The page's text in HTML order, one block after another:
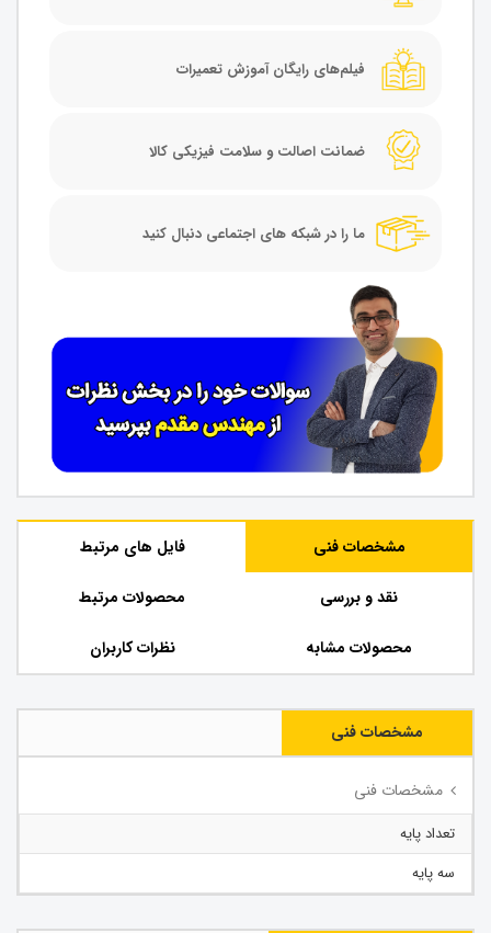
فیلم‌های رایگان آموزش تعمیرات
ضمانت اصالت و سلامت فیزیکی کالا
ما را در شبکه های اجتماعی دنبال کنید
مشخصات فنی فایل های مرتبط
نقد و بررسی محصولات مرتبط
محصولات مشابه نظرات کاربران
مشخصات فنی
مشخصات فنی
تعداد پایه
سه پایه